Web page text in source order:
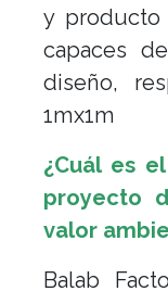
y producto
capaces
diseño,
1mx1m
¿Cuál es
proyecto
valor
Balab